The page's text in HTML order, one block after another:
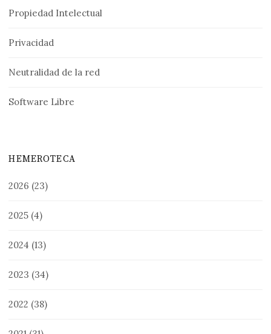
Propiedad Intelectual
Privacidad
Neutralidad de la red
Software Libre
HEMEROTECA
2026 (23)
2025 (4)
2024 (13)
2023 (34)
2022 (38)